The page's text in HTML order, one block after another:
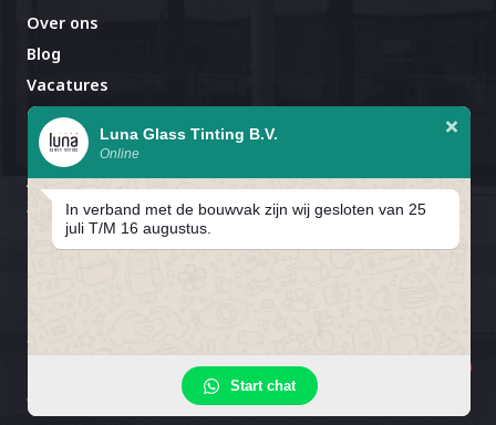
wij gesloten van 25 juli T/M 16
Afspraak al gemaakt?
Avignonlaan 67
5627 GA Eindhoven
CookiebeleidCookievoorkeuren
Algemene Voorwaarden
Over ons
Blog
Vacatures
Contact
Luna Glass Tinting B.V.
Online
In verband met de bouwvak zijn wij gesloten van 25
juli T/M 16 augustus.
Start chat